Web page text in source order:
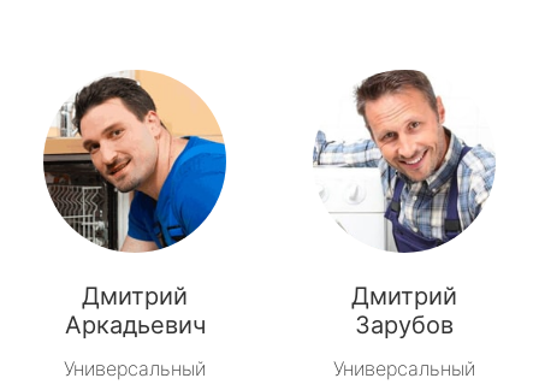
Дмитрий
Аркадьевич
Универсальный
Дмитрий
Зарубов
Универсальный